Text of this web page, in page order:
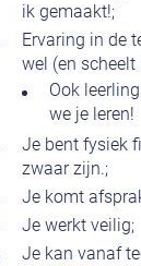
ik gemaakt!;
Ervaring in de
wel (en
Ook
we je leren!
Je bent fysiek
zwaar zijn.;
Je komt
Je werkt veilig;
Je kan vanaf